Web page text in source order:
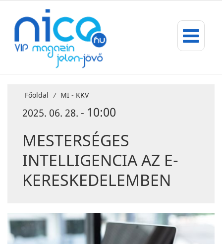
Főoldal / MI - KKV
2025. 06. 28. - 10:00
MESTERSÉGES
INTELLIGENCIA AZ E-
KERESKEDELEMBEN